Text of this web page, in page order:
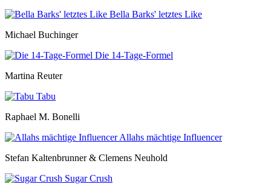
Bella Barks' letztes Like
Michael Buchinger
Die 14-Tage-Formel
Martina Reuter
Tabu
Raphael M. Bonelli
Allahs mächtige Influencer
Stefan Kaltenbrunner & Clemens Neuhold
Sugar Crush